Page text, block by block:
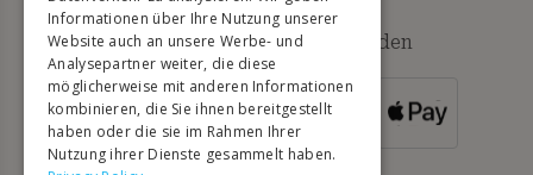
Verfügbare Zahlungsmethoden
FÜR
BESTELLUNGEN
ÜBER 500 €
GERMAN
PORTUGUESE
SPANISH
Informationen über Ihre Nutzung unserer
Website auch an unsere Werbe- und
Analysepartner weiter, die diese
möglicherweise mit anderen Informationen
kombinieren, die Sie ihnen bereitgestellt
haben oder die sie im Rahmen Ihrer
Nutzung ihrer Dienste gesammelt haben.